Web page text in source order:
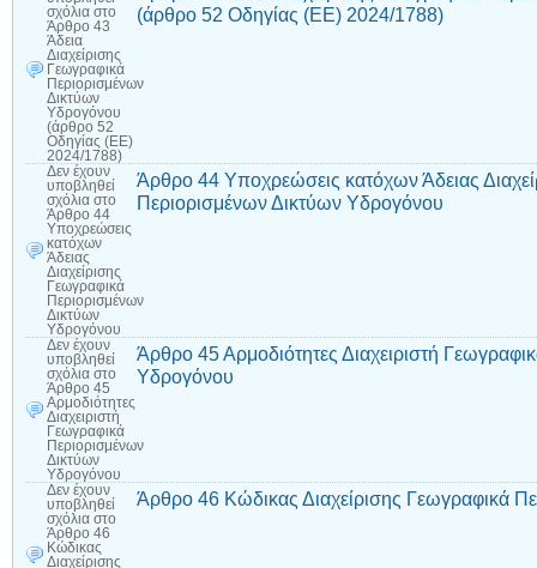
σχόλια στο
Άρθρο 43
Άδεια
Διαχείρισης
Γεωγραφικά
Περιορισμένων
Δικτύων
Υδρογόνου
(άρθρο 52
Οδηγίας (ΕΕ)
2024/1788)
(άρθρο 52 Οδηγίας (ΕΕ) 2024/1788)
Δεν έχουν
υποβληθεί
σχόλια στο
Άρθρο 44
Υποχρεώσεις
κατόχων
Άδειας
Διαχείρισης
Γεωγραφικά
Περιορισμένων
Δικτύων
Υδρογόνου
Άρθρο 44 Υποχρεώσεις κατόχων Άδειας
Περιορισμένων Δικτύων Υδρογόνου
Δεν έχουν
υποβληθεί
σχόλια στο
Άρθρο 45
Αρμοδιότητες
Διαχειριστή
Γεωγραφικά
Περιορισμένων
Δικτύων
Υδρογόνου
Άρθρο 45 Αρμοδιότητες Διαχειριστή
Υδρογόνου
Δεν έχουν
υποβληθεί
σχόλια στο
Άρθρο 46
Κώδικας
Διαχείρισης
Άρθρο 46 Κώδικας Διαχείρισης Γεωγραφικά